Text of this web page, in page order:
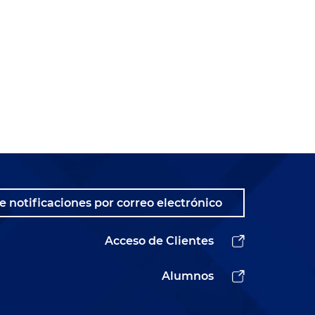
notificaciones por correo electrónico
Acceso de Clientes
Alumnos